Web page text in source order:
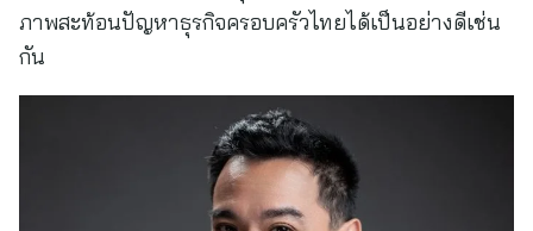
ภาพสะท้อนปัญหาธุรกิจครอบครัวไทยได้เป็นอย่างดีเช่น
กัน